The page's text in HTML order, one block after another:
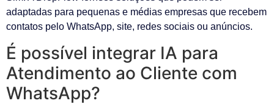
adaptadas para pequenas e médias empresas que recebem
contatos pelo WhatsApp, site, redes sociais ou anúncios.
É possível integrar IA para
Atendimento ao Cliente com
WhatsApp?